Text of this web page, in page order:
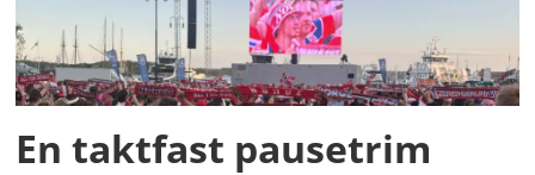
En taktfast pausetrim